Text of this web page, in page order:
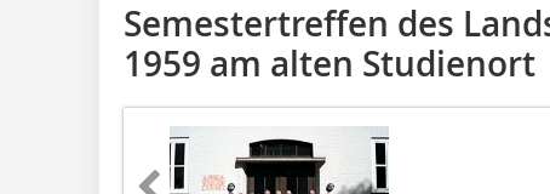
Semestertreffen des
1959 am alten Studienort